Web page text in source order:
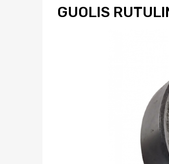
GUOLIS